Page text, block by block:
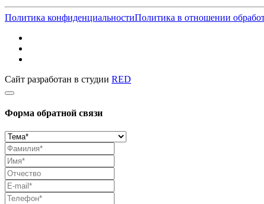
Политика конфиденциальностиПолитика в отношении
Сайт разработан в студии RED
Форма обратной связи